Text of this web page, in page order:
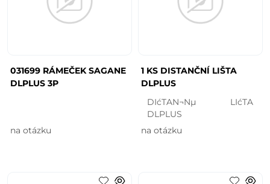
031699 RÁMEČEK SAGANE
DLPLUS 3P
na otázku
1 KS DISTANČNÍ LIŠTA
DLPLUS
DIćTAN¬Nµ LIćTA
DLPLUS
na otázku